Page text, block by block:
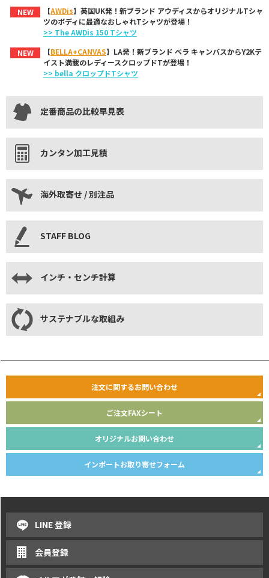
NEW
【AWDis】英国UK発！新ブランド アウディスからオリジナルTシャ
ツのボディに最適なおしゃれTシャツが登場！
>> The AWDis 150 Tシャツ
NEW
【BELLA+CANVAS】LA発！新ブランド ベラ キャンバスからY2Kテ
イスト満載のレディースクロップドTが登場！
>> bella クロップドTシャツ
定番商品の比較早見表
カンタン加工見積
海外取寄せ / 別注品
STAFF BLOG
インチ・センチ計算
サステナブルな取組み
注文に関するお問い合わせ
ご注文FAXシート
オリジナルお問い合わせ
インポートお取り寄せフォーム
LINE 登録
会員登録